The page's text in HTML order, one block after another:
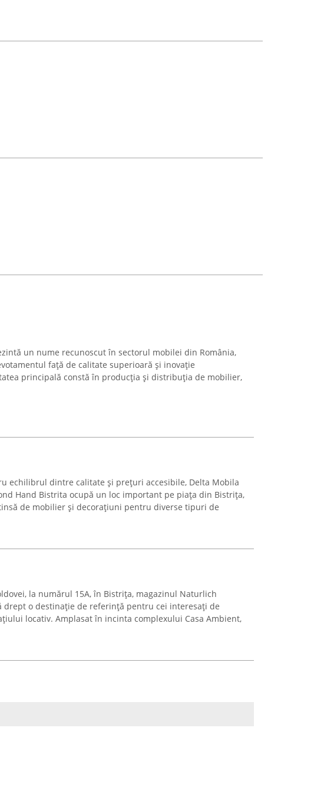
un nume recunoscut în sectorul mobilei din România,
față de calitate superioară și inovație
principală constă în producția și distribuția de mobilier,
echilibrul dintre calitate și prețuri accesibile, Delta Mobila
Hand Bistrita ocupă un loc important pe piața din Bistrița,
de mobilier și decorațiuni pentru diverse tipuri de
la numărul 15A, în Bistrița, magazinul Naturlich
drept o destinație de referință pentru cei interesați de
locativ. Amplasat în incinta complexului Casa Ambient,